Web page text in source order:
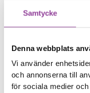
Samtycke
Denna webbplats
Vi använder
och annonserna till
för sociala medier